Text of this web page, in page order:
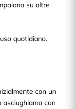
su altre
quotidiano.
con un
asciughiamo con